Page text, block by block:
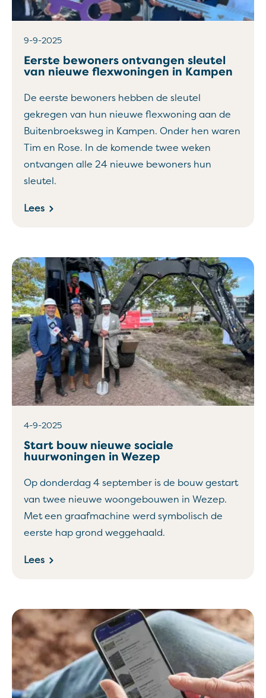
Eerste bewoners ontvangen sleutel
van nieuwe flexwoningen in Kampen
9-9-2025
De eerste bewoners hebben de sleutel
gekregen van hun nieuwe flexwoning aan de
Buitenbroeksweg in Kampen. Onder hen waren
Tim en Rose. In de komende twee weken
ontvangen alle 24 nieuwe bewoners hun
sleutel.
Lees
Start bouw nieuwe sociale
huurwoningen in Wezep
4-9-2025
Op donderdag 4 september is de bouw gestart
van twee nieuwe woongebouwen in Wezep.
Met een graafmachine werd symbolisch de
eerste hap grond weggehaald.
Lees